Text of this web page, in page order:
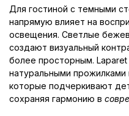
Для гостиной с темными
напрямую влияет на
освещения. Светлые
создают визуальный
более просторным. Laparet
натуральными прожилками
которые подчеркивают
сохраняя гармонию в